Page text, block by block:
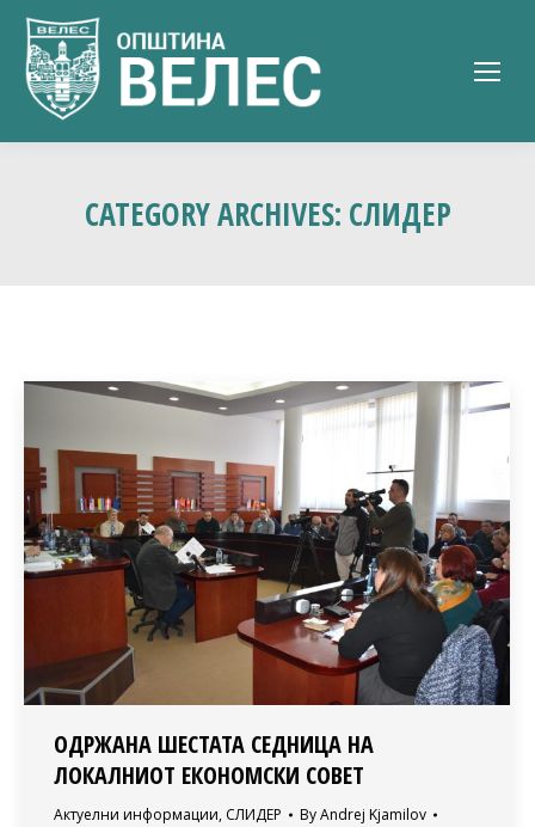
CATEGORY ARCHIVES: СЛИДЕР
ОДРЖАНА ШЕСТАТА СЕДНИЦА НА
ЛОКАЛНИОТ ЕКОНОМСКИ СОВЕТ
Актуелни информации, СЛИДЕР ByAndrej Kjamilov